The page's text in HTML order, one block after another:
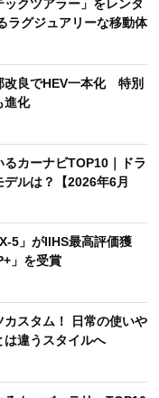
クツアラー」をレンタ
ラグジュアリーな移動体
改良でHEV一本化 特別
進化
るカーナビTOP10｜ドラ
ルは？【2026年6月
5」がIIHS最高評価獲
」を受賞
スタム！ 日常の使いや
は違うスタイルへ